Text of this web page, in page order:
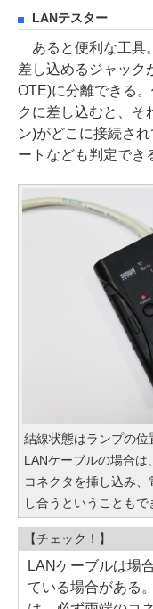
LANテスター
あると便利な工具
差し込めるジャック
OTE)に分離できる
クに差し込むと、そ
ン)がどこに接続さ
ートなども判定でき
結線状態はランプの
LANケーブルの場合は
コネクタを挿し込み
し合うということもで
【チェック！】
LANケーブルは場
ている場合がある